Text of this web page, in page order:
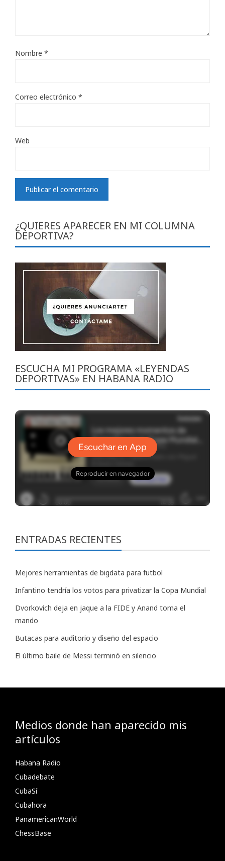
Nombre *
Correo electrónico *
Web
¿QUIERES APARECER EN MI COLUMNA
DEPORTIVA?
ESCUCHA MI PROGRAMA «LEYENDAS
DEPORTIVAS» EN HABANA RADIO
ENTRADAS RECIENTES
Mejores herramientas de bigdata para futbol
Infantino tendría los votos para privatizar la Copa Mundial
Dvorkovich deja en jaque a la FIDE y Anand toma el
mando
Butacas para auditorio y diseño del espacio
El último baile de Messi terminó en silencio
Medios donde han aparecido mis
artículos
Habana Radio
Cubadebate
CubaSí
Cubahora
PanamericanWorld
ChessBase